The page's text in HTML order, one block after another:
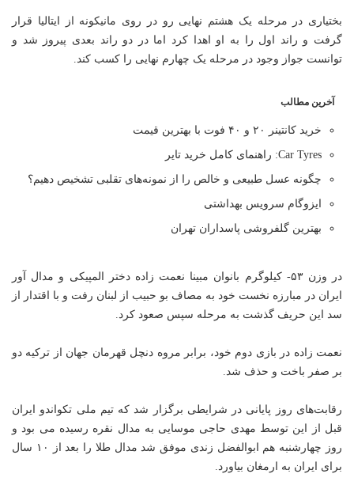
بختیاری در مرحله یک هشتم نهایی رو در روی مانیکونه از ایتالیا قرار
گرفت و راند اول را به او اهدا کرد اما در دو راند بعدی پیروز شد و
توانست جواز وجود در مرحله یک چهارم نهایی را کسب کند.
آخرین مطالب
خرید کانتینر ۲۰ و ۴۰ فوت با بهترین قیمت
Car Tyres: راهنمای کامل خرید تایر
چگونه عسل طبیعی و خالص را از نمونه‌های تقلبی تشخیص دهیم؟
ایزوگام سرویس بهداشتی
بهترین گلفروشی پاسداران تهران
در وزن ۵۳- کیلوگرم بانوان مبینا نعمت زاده دختر المپیکی و مدال آور
ایران در مبارزه نخست خود به مصاف بو حبیب از لبنان رفت و با اقتدار از
سد این حریف گذشت به مرحله سپس صعود کرد.
نعمت زاده در بازی دوم خود، برابر مروه دنچل قهرمان جهان از ترکیه دو
بر صفر باخت و حذف شد.
رقابت‌های روز پایانی در شرایطی برگزار شد که تیم ملی تکواندو ایران
قبل از این توسط مهدی حاجی موسایی به مدال نقره رسیده می بود و
روز چهارشنبه هم ابوالفضل زندی موفق شد مدال طلا را بعد از ۱۰ سال
برای ایران به ارمغان بیاورد.